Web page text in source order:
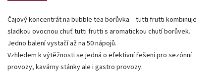
Čajový koncentrát na bubble tea borůvka – tutti frutti kombinuje
sladkou ovocnou chuť tutti frutti s aromatickou chutí borůvek.
Jedno balení vystačí až na 50 nápojů.
Vzhledem k výtěžnosti se jedná o efektivní řešení pro sezónní
provozy, kavárny stánky ale i gastro provozy.